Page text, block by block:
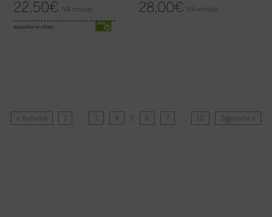
22,50€ IVA incluido
disponible en ebook:
28,00€ IVA incluido
« Anterior 1 … 3 4 5 6 7 … 12 Siguiente »